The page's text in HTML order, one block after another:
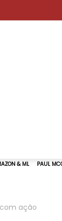
com ação